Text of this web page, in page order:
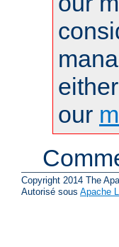
our
Copyright 2014 The
Autorisé sous Apache